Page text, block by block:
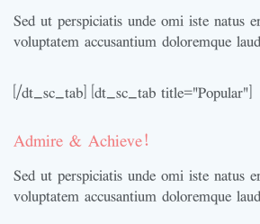
Sed ut perspiciatis unde omi iste natus
voluptatem accusantium doloremque
[/dt_sc_tab] [dt_sc_tab title="Popular"]
Admire & Achieve!
Sed ut perspiciatis unde omi iste natus
voluptatem accusantium doloremque